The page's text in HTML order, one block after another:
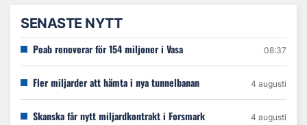
SENASTE NYTT
Peab renoverar för 154 miljoner i Vasa 08:37
Fler miljarder att hämta i nya tunnelbanan 4 augusti
Skanska får nytt miljardkontrakt i Forsmark 4 augusti